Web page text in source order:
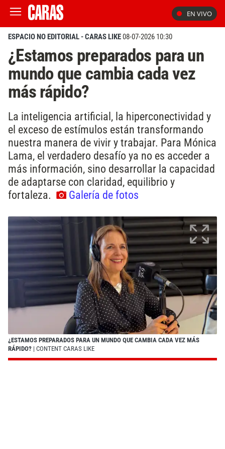
EN VIVO
ESPACIO NO EDITORIAL - CARAS LIKE08-07-2026 10:30
¿Estamos preparados para un
mundo que cambia cada vez
más rápido?
La inteligencia artificial, la hiperconectividad y
el exceso de estímulos están transformando
nuestra manera de vivir y trabajar. Para Mónica
Lama, el verdadero desafío ya no es acceder a
más información, sino desarrollar la capacidad
de adaptarse con claridad, equilibrio y
fortaleza.
Galería de fotos
¿ESTAMOS PREPARADOS PARA UN MUNDO QUE CAMBIA CADA VEZ MÁS
RÁPIDO? | CONTENT CARAS LIKE